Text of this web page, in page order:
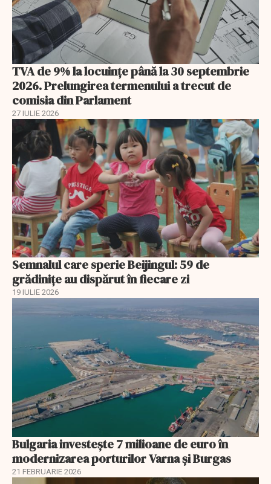
TVA de 9% la locuințe până la 30 septembrie
2026. Prelungirea termenului a trecut de
comisia din Parlament
27 IULIE 2026
Semnalul care sperie Beijingul: 59 de
grădinițe au dispărut în fiecare zi
19 IULIE 2026
Bulgaria investește 7 milioane de euro în
modernizarea porturilor Varna și Burgas
21 FEBRUARIE 2026